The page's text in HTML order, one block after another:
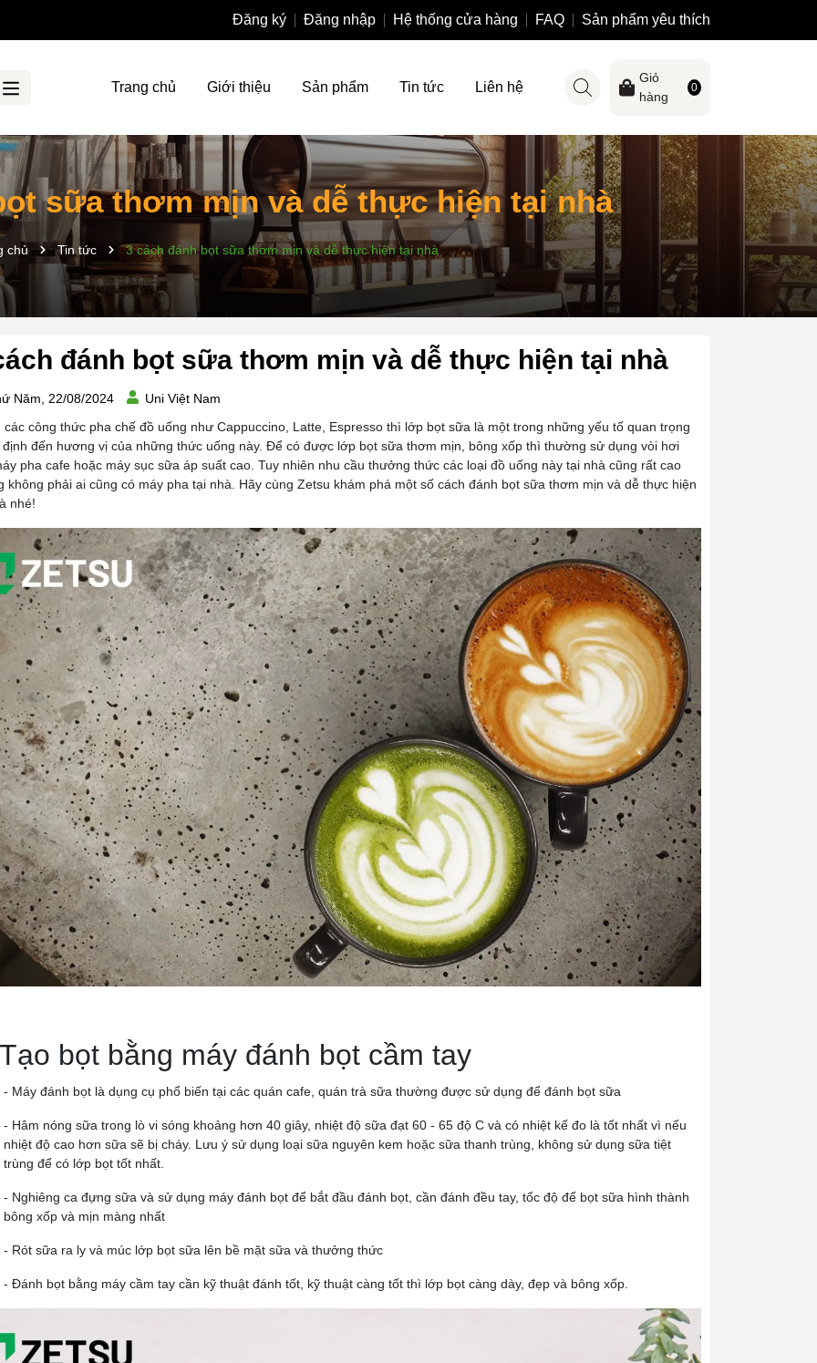
Đăng ký Đăng nhập Hệ thống cửa hàng FAQ Sản phẩm yêu thích
Trang chủ Giới thiệu Sản phẩm Tin tức Liên hệ
Giỏ
hàng
0
sữa thơm mịn và dễ thực hiện tại nhà
chủ Tin tức 3 cách đánh bọt sữa thơm mịn và dễ thực hiện tại nhà
đánh bọt sữa thơm mịn và dễ thực hiện tại nhà
Năm, 22/08/2024
Uni Việt Nam
các công thức pha chế đồ uống như Cappuccino, Latte, Espresso thì lớp bọt sữa là một trong những yếu tố quan trọng
định đến hương vị của những thức uống này. Để có được lớp bọt sữa thơm mịn, bông xốp thì thường sử dụng vòi hơi
pha cafe hoặc máy sục sữa áp suất cao. Tuy nhiên nhu cầu thưởng thức các loại đồ uống này tại nhà cũng rất cao
không phải ai cũng có máy pha tại nhà. Hãy cùng Zetsu khám phá một số cách đánh bọt sữa thơm mịn và dễ thực hiện
nhé!
bọt bằng máy đánh bọt cầm tay
- Máy đánh bọt là dụng cụ phổ biến tại các quán cafe, quán trà sữa thường được sử dụng để đánh bọt sữa
- Hâm nóng sữa trong lò vi sóng khoảng hơn 40 giây, nhiệt độ sữa đạt 60 - 65 độ C và có nhiệt kế đo là tốt nhất vì nếu
nhiệt độ cao hơn sữa sẽ bị cháy. Lưu ý sử dụng loại sữa nguyên kem hoặc sữa thanh trùng, không sử dụng sữa tiệt
trùng để có lớp bọt tốt nhất.
- Nghiêng ca đựng sữa và sử dụng máy đánh bọt để bắt đầu đánh bọt, cần đánh đều tay, tốc độ để bọt sữa hình thành
bông xốp và mịn màng nhất
- Rót sữa ra ly và múc lớp bọt sữa lên bề mặt sữa và thưởng thức
- Đánh bọt bằng máy cầm tay cần kỹ thuật đánh tốt, kỹ thuật càng tốt thì lớp bọt càng dày, đẹp và bông xốp.